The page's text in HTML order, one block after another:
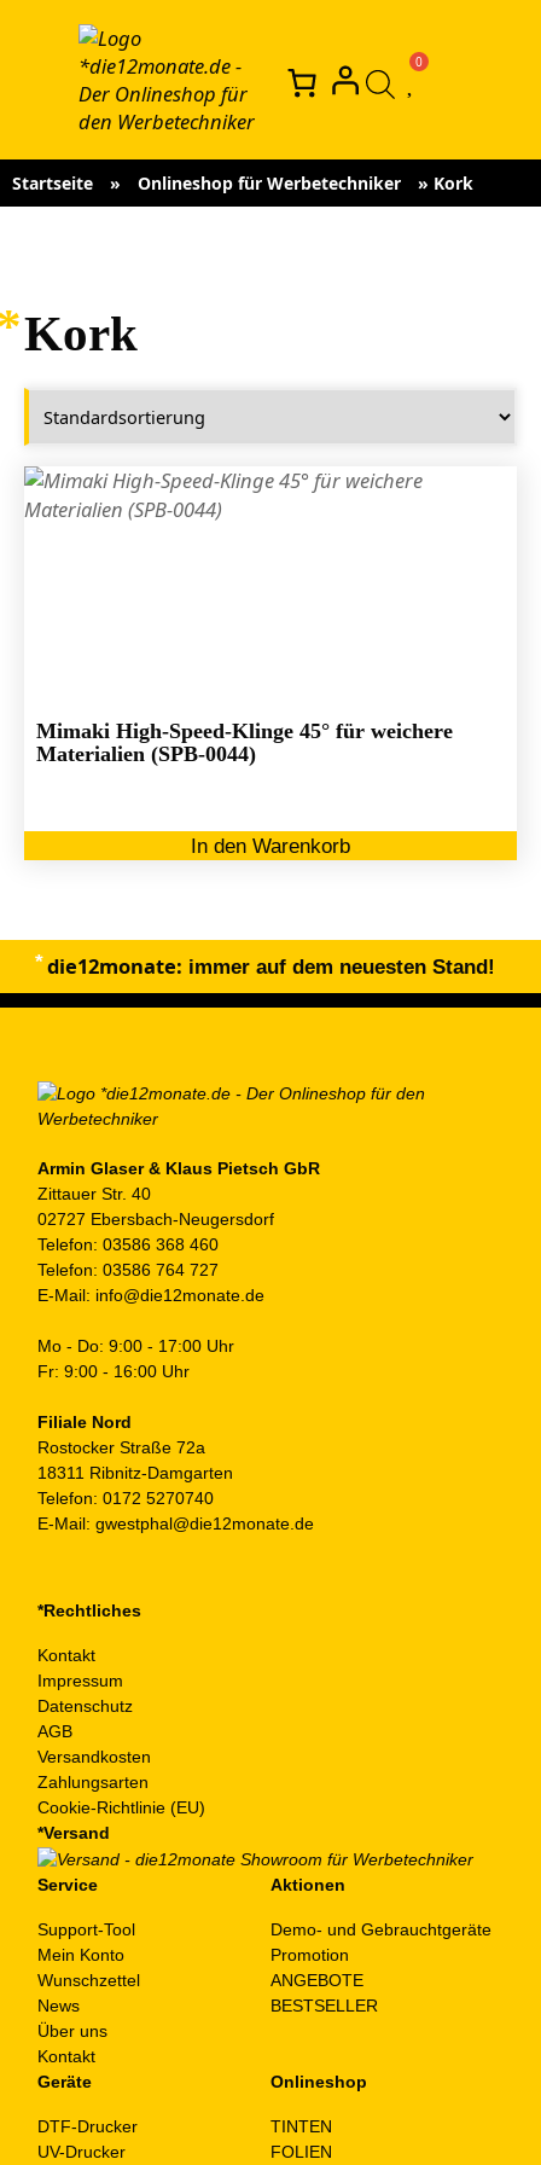
Startseite » Onlineshop für Werbetechniker » Kork
Kork
Mimaki High-Speed-Klinge 45° für weichere
Materialien (SPB-0044)
In den Warenkorb
die12monate: immer auf dem neuesten Stand!
Armin Glaser & Klaus Pietsch GbR
Zittauer Str. 40
02727 Ebersbach-Neugersdorf
Telefon: 03586 368 460
Telefon: 03586 764 727
E-Mail: info@die12monate.de
Mo - Do: 9:00 - 17:00 Uhr
Fr: 9:00 - 16:00 Uhr
Filiale Nord
Rostocker Straße 72a
18311 Ribnitz-Damgarten
Telefon: 0172 5270740
E-Mail: gwestphal@die12monate.de
*Rechtliches
Kontakt
Impressum
Datenschutz
AGB
Versandkosten
Zahlungsarten
Cookie-Richtlinie (EU)
*Versand
Service
Support-Tool
Mein Konto
Wunschzettel
News
Über uns
Kontakt
Aktionen
Demo- und Gebrauchtgeräte
Promotion
ANGEBOTE
BESTSELLER
Geräte
DTF-Drucker
UV-Drucker
Onlineshop
TINTEN
FOLIEN